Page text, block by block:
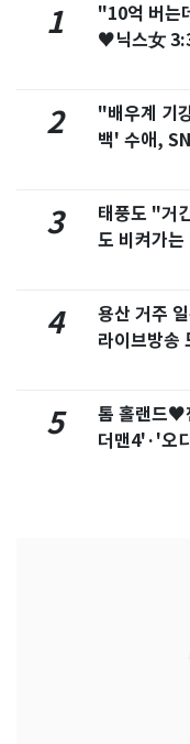
1
"10억 버는
♥닉스女
2
"배우계 기
백' 수애,
3
태풍도 "거
도 비켜가
4
용산 거주
라이브방송
5
톰 홀랜드♥
더맨4'·'오